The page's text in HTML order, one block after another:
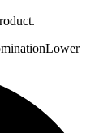
Lower